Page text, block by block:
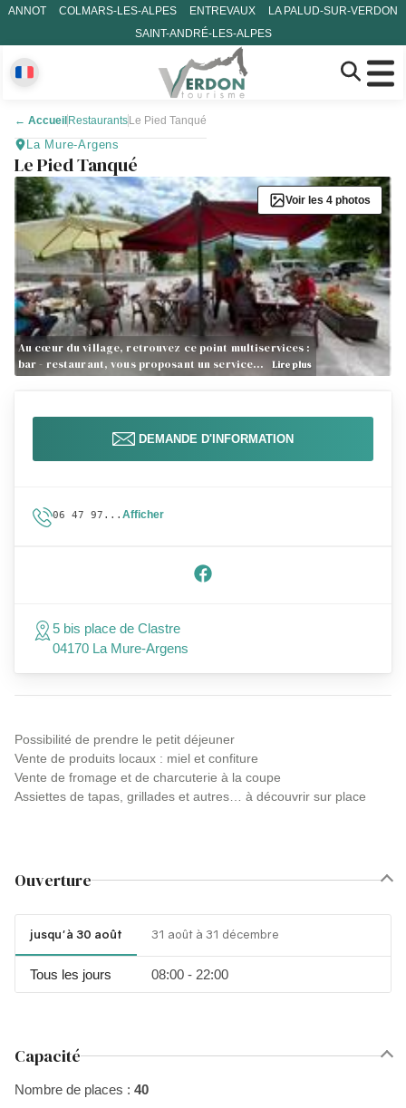
ANNOT COLMARS-LES-ALPES ENTREVAUX
LA PALUD-SUR-VERDON
SAINT-ANDRÉ-LES-ALPES
← Accueil Restaurants Le Pied Tanqué
La Mure-Argens
Le Pied Tanqué
Au cœur du village, retrouvez ce point multiservices :
bar - restaurant, vous proposant un service…
Lire plus
Voir les 4 photos
Possibilité de prendre le petit déjeuner
Vente de produits locaux : miel et confiture
Vente de fromage et de charcuterie à la coupe
Assiettes de tapas, grillades et autres… à découvrir sur place
Ouverture
jusqu'à 30 août 31 août à 31 décembre
Tous les jours 08:00 - 22:00
Capacité
Nombre de places : 40
DEMANDE D'INFORMATION
06 47 97... Afficher
5 bis place de Clastre
04170 La Mure-Argens